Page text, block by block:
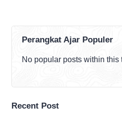
Perangkat Ajar Populer
No popular posts within this
Recent Post